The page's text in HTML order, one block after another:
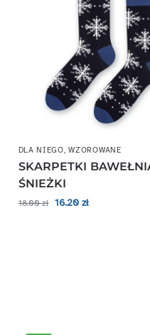
DLA NIEGO,WZOROWANE
SKARPETKI
ŚNIEŻKI
18.00zł 16.20zł